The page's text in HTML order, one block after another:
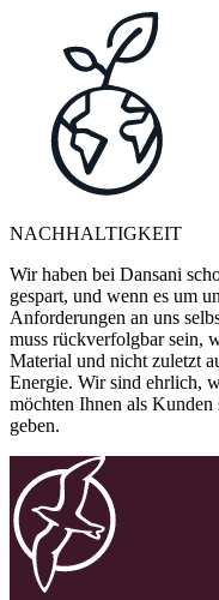
NACHHALTIGKEIT
Wir haben bei Dansani
gespart, und wenn es um
Anforderungen an uns
muss rückverfolgbar sein,
Material und nicht zuletzt
Energie. Wir sind ehrlich,
möchten Ihnen als
geben.